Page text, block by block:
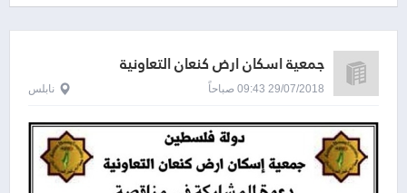
جمعية اسكان ارض كنعان التعاونية
29/07/2018 09:43 صباحاً نابلس